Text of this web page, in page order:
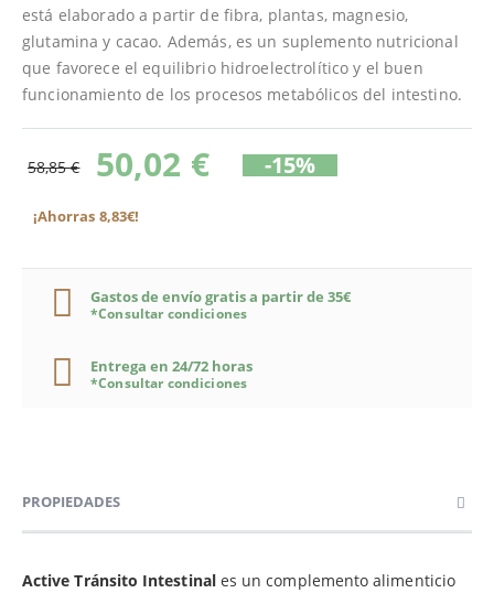
está elaborado a partir de fibra, plantas, magnesio,
glutamina y cacao. Además, es un suplemento nutricional
que favorece el equilibrio hidroelectrolítico y el buen
funcionamiento de los procesos metabólicos del intestino.
58,85 € 50,02 € -15%
¡Ahorras 8,83€!
Gastos de envío gratis a partir de 35€
*Consultar condiciones
Entrega en 24/72 horas
*Consultar condiciones
PROPIEDADES
Active Tránsito Intestinal es un complemento alimenticio